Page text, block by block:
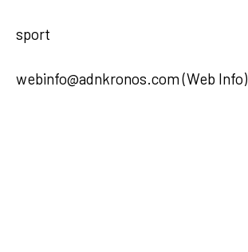
sport
webinfo@adnkronos.com (Web Info)